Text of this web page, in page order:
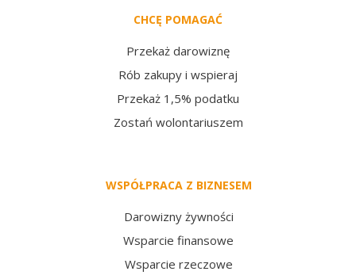
WSPÓŁPRACA Z BIZNESEM
Darowizny żywności
Wsparcie finansowe
Wsparcie rzeczowe
CHCĘ POMAGAĆ
Przekaż darowiznę
Rób zakupy i wspieraj
Przekaż 1,5% podatku
Zostań wolontariuszem